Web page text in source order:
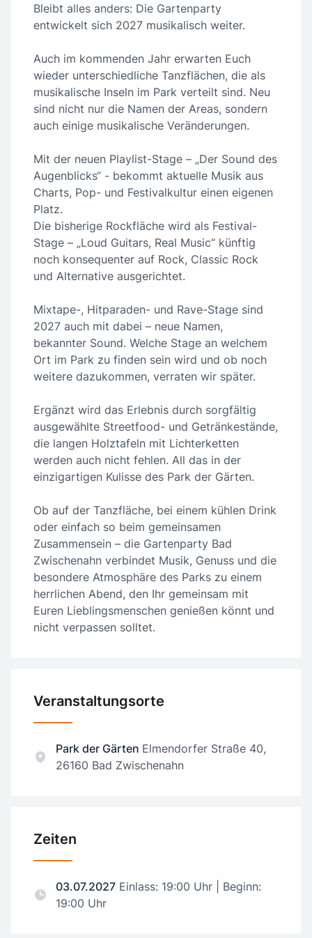
Bleibt alles anders: Die Gartenparty
entwickelt sich 2027 musikalisch weiter.
Auch im kommenden Jahr erwarten Euch
wieder unterschiedliche Tanzflächen, die als
musikalische Inseln im Park verteilt sind. Neu
sind nicht nur die Namen der Areas, sondern
auch einige musikalische Veränderungen.
Mit der neuen Playlist-Stage – „Der Sound des
Augenblicks“ - bekommt aktuelle Musik aus
Charts, Pop- und Festivalkultur einen eigenen
Platz.
Die bisherige Rockfläche wird als Festival-
Stage – „Loud Guitars, Real Music“ künftig
noch konsequenter auf Rock, Classic Rock
und Alternative ausgerichtet.
Mixtape-, Hitparaden- und Rave-Stage sind
2027 auch mit dabei – neue Namen,
bekannter Sound. Welche Stage an welchem
Ort im Park zu finden sein wird und ob noch
weitere dazukommen, verraten wir später.
Ergänzt wird das Erlebnis durch sorgfältig
ausgewählte Streetfood- und Getränkestände,
die langen Holztafeln mit Lichterketten
werden auch nicht fehlen. All das in der
einzigartigen Kulisse des Park der Gärten.
Ob auf der Tanzfläche, bei einem kühlen Drink
oder einfach so beim gemeinsamen
Zusammensein – die Gartenparty Bad
Zwischenahn verbindet Musik, Genuss und die
besondere Atmosphäre des Parks zu einem
herrlichen Abend, den Ihr gemeinsam mit
Euren Lieblingsmenschen genießen könnt und
nicht verpassen solltet.
Veranstaltungsorte
Park der Gärten Elmendorfer Straße 40,
26160 Bad Zwischenahn
Zeiten
03.07.2027 Einlass: 19:00 Uhr | Beginn:
19:00 Uhr